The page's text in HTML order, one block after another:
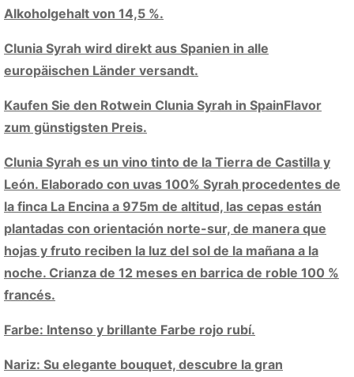
Alkoholgehalt von 14,5 %.
Clunia Syrah wird direkt aus Spanien in alle
europäischen Länder versandt.
Kaufen Sie den Rotwein Clunia Syrah in SpainFlavor
zum günstigsten Preis.
Clunia Syrah es un vino tinto de la Tierra de Castilla y
León. Elaborado con uvas 100% Syrah procedentes de
la finca La Encina a 975m de altitud, las cepas están
plantadas con orientación norte-sur, de manera que
hojas y fruto reciben la luz del sol de la mañana a la
noche. Crianza de 12 meses en barrica de roble 100 %
francés.
Farbe: Intenso y brillante Farbe rojo rubí.
Nariz: Su elegante bouquet, descubre la gran